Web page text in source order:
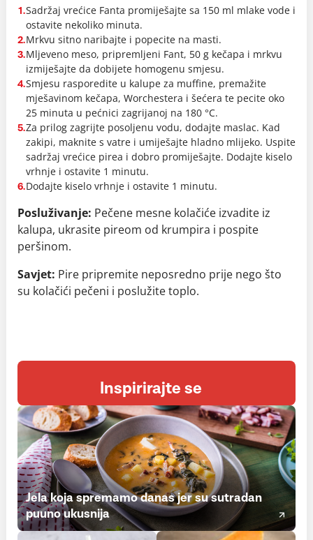
1.Sadržaj vrećice Fanta promiješajte sa 150 ml mlake vode i
ostavite nekoliko minuta.
2.Mrkvu sitno naribajte i popecite na masti.
3.Mljeveno meso, pripremljeni Fant, 50 g kečapa i mrkvu
izmiješajte da dobijete homogenu smjesu.
4.Smjesu rasporedite u kalupe za muffine, premažite
mješavinom kečapa, Worchestera i šećera te pecite oko
25 minuta u pećnici zagrijanoj na 180 °C.
5.Za prilog zagrijte posoljenu vodu, dodajte maslac. Kad
zakipi, maknite s vatre i umiješajte hladno mlijeko. Uspite
sadržaj vrećice pirea i dobro promiješajte. Dodajte kiselo
vrhnje i ostavite 1 minutu.
6.Dodajte kiselo vrhnje i ostavite 1 minutu.
Posluživanje: Pečene mesne kolačiće izvadite iz
kalupa, ukrasite pireom od krumpira i pospite
peršinom.
Savjet: Pire pripremite neposredno prije nego što
su kolačići pečeni i poslužite toplo.
Inspirirajte se
Jela koja spremamo danas jer su sutradan
puuno ukusnija